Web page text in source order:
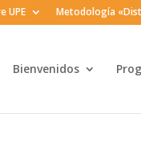
UPE Metodología
Bienvenidos